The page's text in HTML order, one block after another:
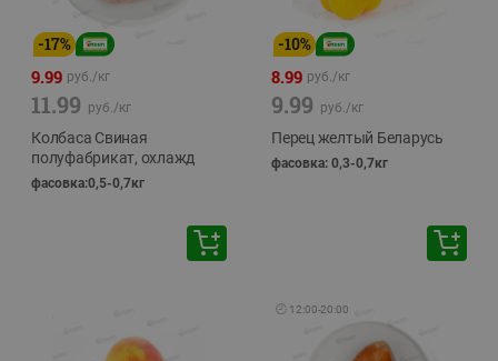
-17%
9.99 руб./кг
11.99 руб./кг
Колбаса Свиная
полуфабрикат, охлажд
фасовка:0,5-0,7кг
-10%
8.99 руб./кг
9.99 руб./кг
Перец желтый Беларусь
фасовка: 0,3-0,7кг
🕘 12:00-20:00